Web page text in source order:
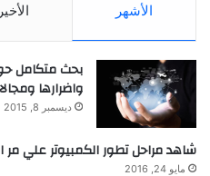
الأشهر
بحث متكامل
واضرارها
ديسمبر 8, 2015
شاهد مراحل تطور الكمبيوتر علي مر
مايو 24, 2016